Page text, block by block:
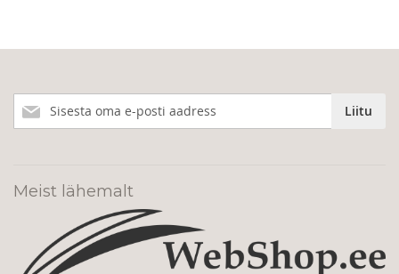
meie
Liitu
Meist lähemalt